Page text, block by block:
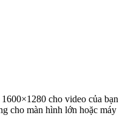
cho video của bạn
cho màn hình lớn hoặc máy